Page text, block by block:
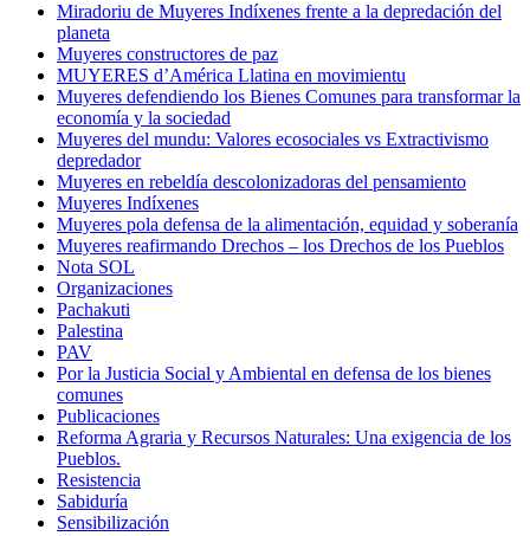
Miradoriu de Muyeres Indíxenes frente a la depredación del
planeta
Muyeres constructores de paz
MUYERES d’América Llatina en movimientu
Muyeres defendiendo los Bienes Comunes para transformar la
economía y la sociedad
Muyeres del mundu: Valores ecosociales vs Extractivismo
depredador
Muyeres en rebeldía descolonizadoras del pensamiento
Muyeres Indíxenes
Muyeres pola defensa de la alimentación, equidad y soberanía
Muyeres reafirmando Drechos – los Drechos de los Pueblos
Nota SOL
Organizaciones
Pachakuti
Palestina
PAV
Por la Justicia Social y Ambiental en defensa de los bienes
comunes
Publicaciones
Reforma Agraria y Recursos Naturales: Una exigencia de los
Pueblos.
Resistencia
Sabiduría
Sensibilización